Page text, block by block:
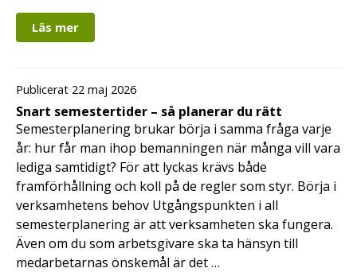
Läs mer
Publicerat 22 maj 2026
Snart semestertider – så planerar du rätt
Semesterplanering brukar börja i samma fråga varje
år: hur får man ihop bemanningen när många vill vara
lediga samtidigt? För att lyckas krävs både
framförhållning och koll på de regler som styr. Börja i
verksamhetens behov Utgångspunkten i all
semesterplanering är att verksamheten ska fungera.
Även om du som arbetsgivare ska ta hänsyn till
medarbetarnas önskemål är det …